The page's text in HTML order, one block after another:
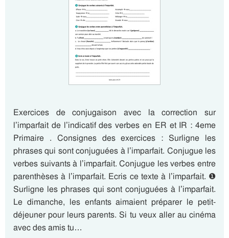
Exercices de conjugaison avec la correction sur
l’imparfait de l’indicatif des verbes en ER et IR : 4eme
Primaire . Consignes des exercices : Surligne les
phrases qui sont conjuguées à l’imparfait. Conjugue les
verbes suivants à l’imparfait. Conjugue les verbes entre
parenthèses à l’imparfait. Ecris ce texte à l’imparfait. ❶
Surligne les phrases qui sont conjuguées à l’imparfait.
Le dimanche, les enfants aimaient préparer le petit-
déjeuner pour leurs parents. Si tu veux aller au cinéma
avec des amis tu…